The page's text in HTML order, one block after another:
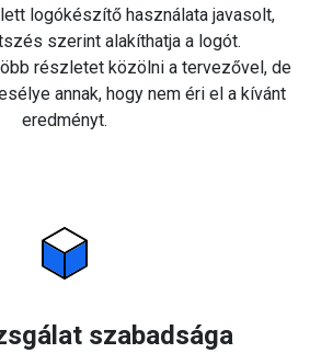
logókészítő használata javasolt,
szerint alakíthatja a logót.
részletet közölni a tervezővel, de
annak, hogy nem éri el a kívánt
eredményt.
szabadsága